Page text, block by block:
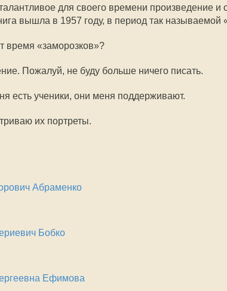
для своего времени произведение и
вышла в 1957 году, в период так называемой
время «заморозков»?
Пожалуй, не буду больше ничего писать.
есть ученики, они меня поддерживают.
их портреты.
Абраменко
Бобко
Ефимова